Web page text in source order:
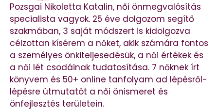
Pozsgai Nikoletta Katalin, női önmegvalósítás
specialista vagyok. 25 éve dolgozom segítő
szakmában, 3 saját módszert is kidolgozva
célzottan kísérem a nőket, akik számára fontos
a személyes önkiteljesedésük, a női értékek és
a női lét csodáinak tudatosítása. 7 nőknek írt
könyvem és 50+ online tanfolyam ad lépésről-
lépésre útmutatót a női önismeret és
önfejlesztés területein.